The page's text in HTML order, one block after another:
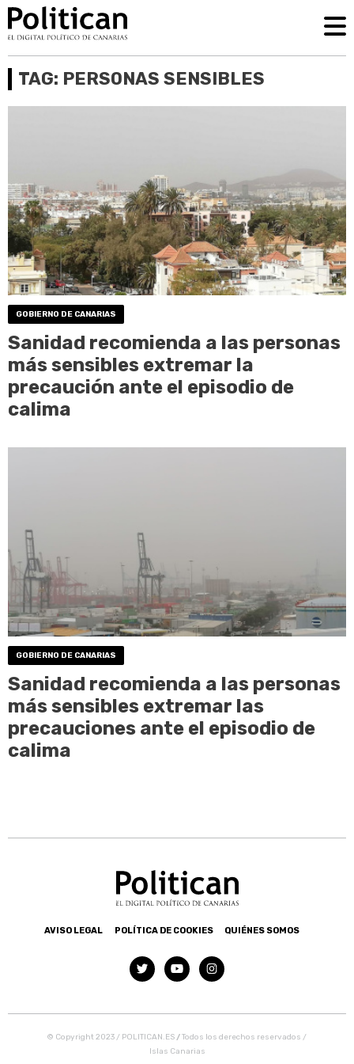
TAG: PERSONAS SENSIBLES
GOBIERNO DE CANARIAS
Sanidad recomienda a las personas
más sensibles extremar la
precaución ante el episodio de
calima
GOBIERNO DE CANARIAS
Sanidad recomienda a las personas
más sensibles extremar las
precauciones ante el episodio de
calima
AVISO LEGAL POLÍTICA DE COOKIES QUIÉNES SOMOS
© Copyright 2023 / POLITICAN.ES /Todos los derechos reservados /
Islas Canarias